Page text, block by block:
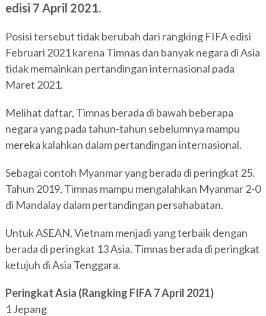
edisi 7 April 2021.
Posisi tersebut tidak berubah dari rangking FIFA edisi
Februari 2021 karena Timnas dan banyak negara di Asia
tidak memainkan pertandingan internasional pada
Maret 2021.
Melihat daftar, Timnas berada di bawah beberapa
negara yang pada tahun-tahun sebelumnya mampu
mereka kalahkan dalam pertandingan internasional.
Sebagai contoh Myanmar yang berada di peringkat 25.
Tahun 2019, Timnas mampu mengalahkan Myanmar 2-0
di Mandalay dalam pertandingan persahabatan.
Untuk ASEAN, Vietnam menjadi yang terbaik dengan
berada di peringkat 13 Asia. Timnas berada di peringkat
ketujuh di Asia Tenggara.
Peringkat Asia (Rangking FIFA 7 April 2021)
1 Jepang